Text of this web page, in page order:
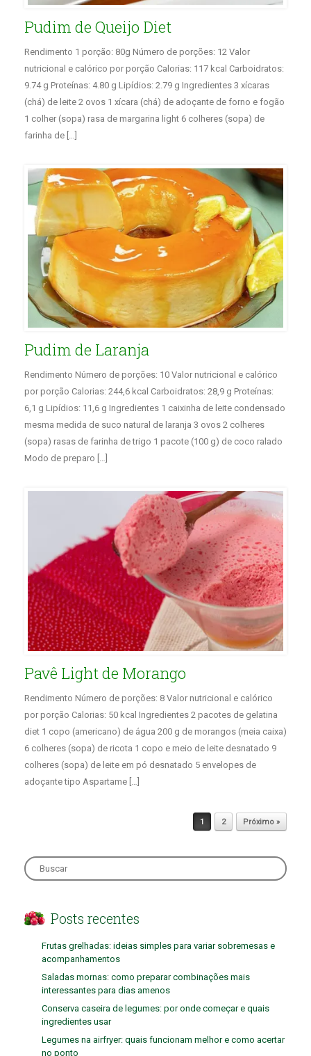
Pudim de Queijo Diet
Rendimento 1 porção: 80g Número de porções: 12 Valor
nutricional e calórico por porção Calorias: 117 kcal Carboidratos:
9.74 g Proteínas: 4.80 g Lipídios: 2.79 g Ingredientes 3 xícaras
(chá) de leite 2 ovos 1 xícara (chá) de adoçante de forno e fogão
1 colher (sopa) rasa de margarina light 6 colheres (sopa) de
farinha de […]
Pudim de Laranja
Rendimento Número de porções: 10 Valor nutricional e calórico
por porção Calorias: 244,6 kcal Carboidratos: 28,9 g Proteínas:
6,1 g Lipídios: 11,6 g Ingredientes 1 caixinha de leite condensado
mesma medida de suco natural de laranja 3 ovos 2 colheres
(sopa) rasas de farinha de trigo 1 pacote (100 g) de coco ralado
Modo de preparo […]
Pavê Light de Morango
Rendimento Número de porções: 8 Valor nutricional e calórico
por porção Calorias: 50 kcal Ingredientes 2 pacotes de gelatina
diet 1 copo (americano) de água 200 g de morangos (meia caixa)
6 colheres (sopa) de ricota 1 copo e meio de leite desnatado 9
colheres (sopa) de leite em pó desnatado 5 envelopes de
adoçante tipo Aspartame […]
1 2 Próximo »
Search
for:
Posts recentes
Frutas grelhadas: ideias simples para variar sobremesas e
acompanhamentos
Saladas mornas: como preparar combinações mais
interessantes para dias amenos
Conserva caseira de legumes: por onde começar e quais
ingredientes usar
Legumes na airfryer: quais funcionam melhor e como acertar
no ponto